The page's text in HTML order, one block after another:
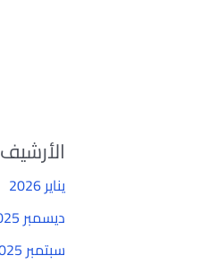
الأرشيف
يناير 2026
ديسمبر 2025
سبتمبر 2025